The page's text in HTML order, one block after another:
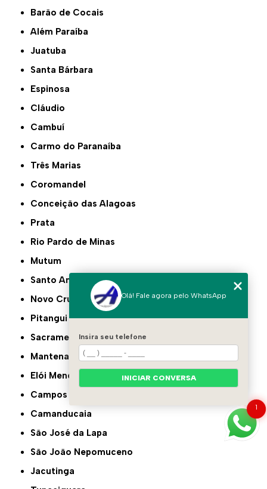
Barão de Cocais
Além Paraíba
Juatuba
Santa Bárbara
Espinosa
Cláudio
Cambuí
Carmo do Paranaíba
Três Marias
Coromandel
Conceição das Alagoas
Prata
Rio Pardo de Minas
Mutum
Santo Antônio do Monte
Novo Cruzeiro
Pitangui
Sacramento
Mantena
Elói Mendes
Campos Gerais
Camanducaia
São José da Lapa
São João Nepomuceno
Jacutinga
1
Olá! Fale agora pelo WhatsApp
Insira seu telefone
INICIAR CONVERSA